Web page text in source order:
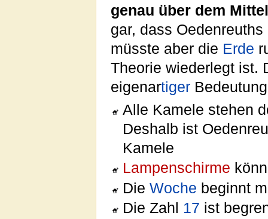
genau über dem
gar, dass
müsste aber die Erde
Theorie wiederlegt ist.
eigenartiger
Alle Kamele stehen
Deshalb ist
Kamele
Lampenschirme
DieWoche beginnt
Die Zahl 17 ist